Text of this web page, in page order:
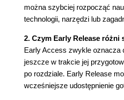
można szybciej rozpocząć
technologii, narzędzi lub
2. Czym Early Release różni
Early Access zwykle oznacza
jeszcze w trakcie jej
po rozdziale. Early Release
wcześniejsze udostępnienie